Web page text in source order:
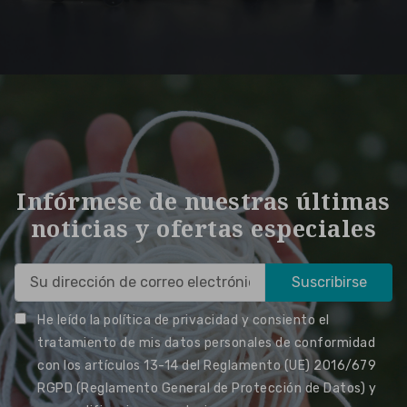
Infórmese de nuestras últimas
noticias y ofertas especiales
He leído la política de privacidad y consiento el
tratamiento de mis datos personales de conformidad
con los artículos 13-14 del Reglamento (UE) 2016/679
RGPD (Reglamento General de Protección de Datos) y